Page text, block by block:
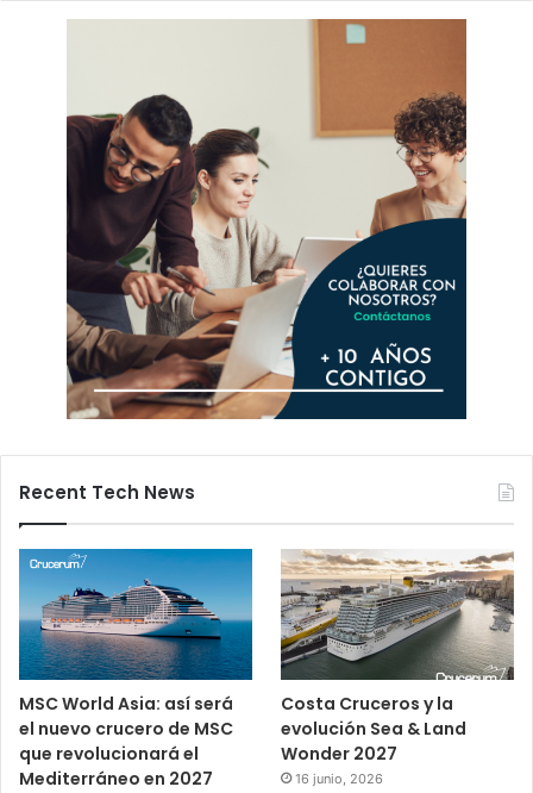
Recent Tech News
MSC World Asia: así será
el nuevo crucero de MSC
que revolucionará el
Mediterráneo en 2027
Costa Cruceros y la
evolución Sea & Land
Wonder 2027
16 junio, 2026